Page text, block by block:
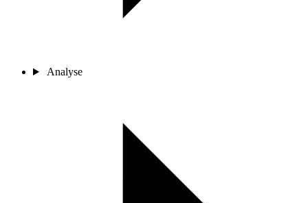
Analyse